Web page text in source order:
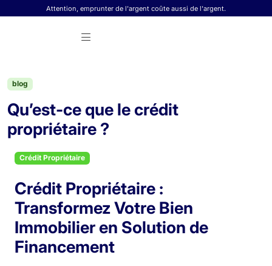
Skip to contentAttention, emprunter de l'argent coûte aussi de l'argent.
blog
Qu’est-ce que le crédit
propriétaire ?
Crédit Propriétaire
Crédit Propriétaire :
Transformez Votre Bien
Immobilier en Solution de
Financement